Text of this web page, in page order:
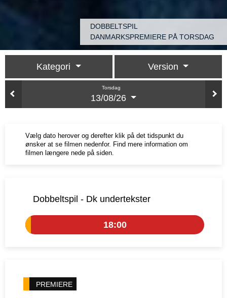
DOBBELTSPIL
DANMARKSPREMIERE PÅ TORSDAG
Kategori Version
Torsdag
13/08/26
Vælg dato herover og derefter klik på det tidspunkt du
ønsker at se filmen nedenfor. Find mere information om
filmen længere nede på siden.
Dobbeltspil - Dk undertekster
18:00
PREMIERE